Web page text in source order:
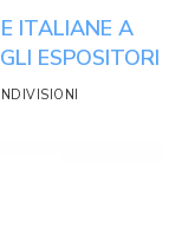
ITALIANE A
ESPOSITORI